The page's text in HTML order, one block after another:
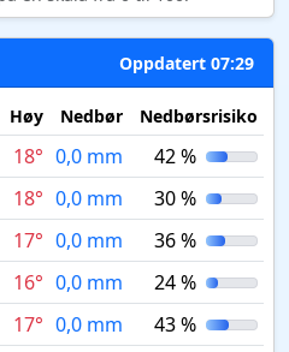
Oppdatert 07:29
Høy Nedbør Nedbørsrisiko
18° 0,0 mm
42 %
18° 0,0 mm
30 %
17° 0,0 mm
36 %
16° 0,0 mm
24 %
17° 0,0 mm
43 %